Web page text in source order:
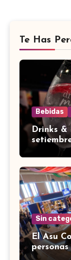
Te Has
Bebidas
Drinks &
Sin
El Asu